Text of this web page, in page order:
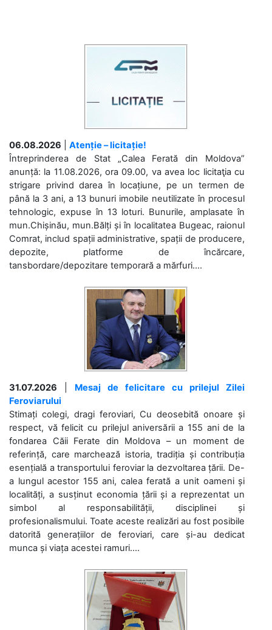
06.08.2026
Atenție – licitație!
Întreprinderea de Stat „Calea Ferată din Moldova”
anunță: la 11.08.2026, ora 09.00, va avea loc licitaţia cu
strigare privind darea în locațiune, pe un termen de
până la 3 ani, a 13 bunuri imobile neutilizate în procesul
tehnologic, expuse în 13 loturi. Bunurile, amplasate în
mun.Chișinău, mun.Bălți și în localitatea Bugeac, raionul
Comrat, includ spații administrative, spații de producere,
depozite, platforme de încărcare,
tansbordare/depozitare temporară a mărfuri....
31.07.2026
Mesaj de felicitare cu prilejul Zilei
Feroviarului
Stimați colegi, dragi feroviari, Cu deosebită onoare și
respect, vă felicit cu prilejul aniversării a 155 ani de la
fondarea Căii Ferate din Moldova – un moment de
referință, care marchează istoria, tradiția și contribuția
esențială a transportului feroviar la dezvoltarea țării. De-
a lungul acestor 155 ani, calea ferată a unit oameni și
localități, a susținut economia țării și a reprezentat un
simbol al responsabilității, disciplinei și
profesionalismului. Toate aceste realizări au fost posibile
datorită generațiilor de feroviari, care și-au dedicat
munca și viața acestei ramuri....